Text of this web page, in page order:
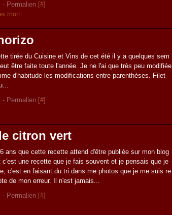
- Permalien [#]
mort
tirée du Cuisine et Vins de cet été il y a quelques sem
être faite toute l'année. Je ne l'ai que très peu modifiée
d'habitude les modifications entre parenthèses. Filet
- Permalien [#]
citron vert
ans que cette recette attend d'être publiée sur mon blog
c'est une recette que je fais souvent et je pensais que je
c'est en faisant du tri dans me photos que je me suis re
de mon erreur. Il n'est jamais...
- Permalien [#]